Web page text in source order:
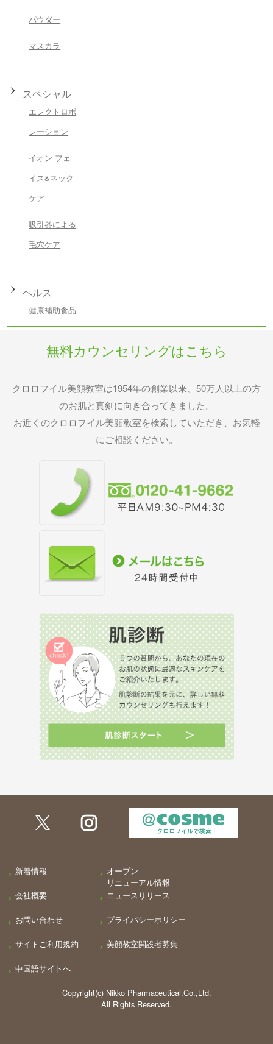
パウダー
マスカラ
スペシャル
エレクトロポ
レーション
イオン フェ
イス&ネック
ケア
吸引器による
毛穴ケア
ヘルス
健康補助食品
無料カウンセリングはこちら
クロロフイル美顔教室は1954年の創業以来、50万人以上の方
のお肌と真剣に向き合ってきました。
お近くのクロロフイル美顔教室を検索していただき、お気軽
にご相談ください。
新着情報
オープン
リニューアル情報
会社概要
ニュースリリース
お問い合わせ プライバシーポリシー
サイトご利用規約 美顔教室開設者募集
中国語サイトへ
Copyright(c) Nikko Pharmaceutical.Co.,Ltd.
All Rights Reserved.